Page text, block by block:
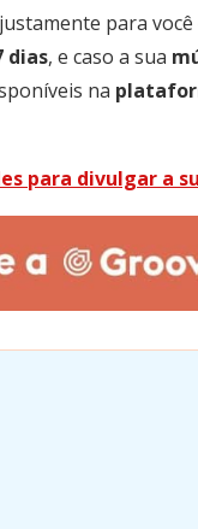
para
dias, e caso a sua
na
para divulgar a